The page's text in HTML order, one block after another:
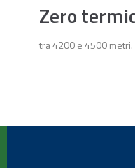
Zero
tra 4200 e 4500 metri.